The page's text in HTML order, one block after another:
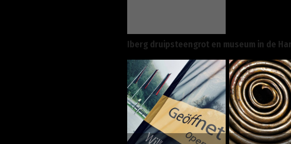
Iberg druipsteengrot en museum in de